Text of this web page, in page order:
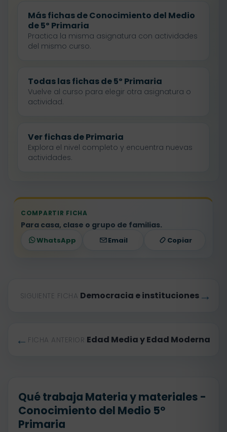
Más fichas de Conocimiento del Medio
de 5º Primaria
Practica la misma asignatura con actividades
del mismo curso.
Todas las fichas de 5º Primaria
Vuelve al curso para elegir otra asignatura o
actividad.
Ver fichas de Primaria
Explora el nivel completo y encuentra nuevas
actividades.
COMPARTIR FICHA
Para casa, clase o grupo de familias.
WhatsApp Email Copiar
← FICHA ANTERIOR Edad Media y Edad Moderna
SIGUIENTE FICHA Democracia e instituciones →
Qué trabaja Materia y materiales -
Conocimiento del Medio 5º
Primaria